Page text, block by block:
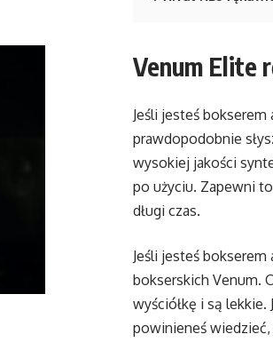
Venum Elite
Jeśli jesteś
prawdopodobnie
wysokiej jakości
po użyciu. Zapewni
długi czas.
Jeśli jesteś
bokserskich Venum.
wyściółkę i są
powinieneś